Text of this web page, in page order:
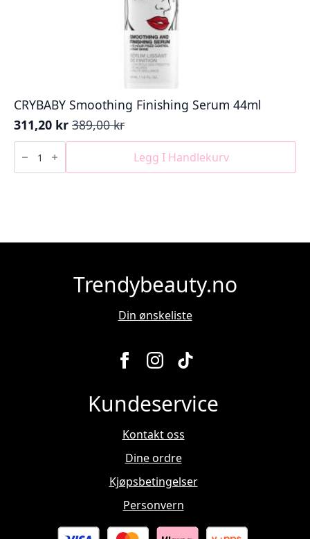
CRYBABY Smoothing Finishing Serum 44ml
389,00kr
Opprinnelig
pris
var:
389,00 kr.
311,20 kr
Nåværende
pris
er:
311,20 kr.
CRYBABY
Smoothing
Finishing
Serum
Legg I Handlekurv
Trendybeauty.no
Din ønskeliste
Kundeservice
Kontakt oss
Dine ordre
Kjøpsbetingelser
Personvern